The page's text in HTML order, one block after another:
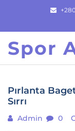
content
Spor
Pırlanta
Sırrı
Admin 0